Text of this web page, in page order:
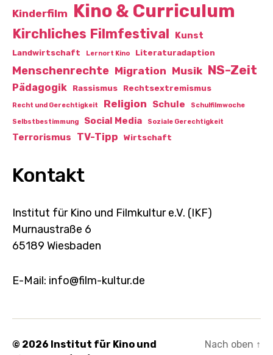
Kinderfilm Kino & Curriculum
Kirchliches Filmfestival Kunst
Landwirtschaft Lernort Kino Literaturadaption
Menschenrechte Migration Musik NS-Zeit
Pädagogik Rassismus Rechtsextremismus
Recht und Gerechtigkeit Religion Schule Schulfilmwoche
Selbstbestimmung Social Media Soziale Gerechtigkeit
Terrorismus TV-Tipp Wirtschaft
Kontakt
Institut für Kino und Filmkultur e.V. (IKF)
Murnaustraße 6
65189 Wiesbaden
E-Mail: info@film-kultur.de
© 2026 Institut für Kino und
Nach oben ↑